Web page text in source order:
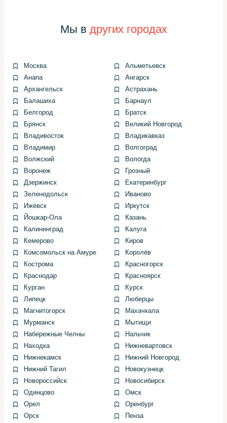
Проверка компрессии и
Компрессия показывает здоровье камер сгорания и
клапанного механизма. Низкие показатели на одном
цилиндре указывают на проблемы с клапаном,
поршнем или прокладкой.
Я всегда провожу тест утечек, если результаты
компрессии вызывают сомнения. Этот тест помогает
точно определить источник потери давления.
Топливная и зажигающая части
Проводим проверку форсунок, давления топлива,
состояния свечей и катушек. Иногда замена одной
катушки меняет поведение мотора радикально.
Не стоит забывать про проверку форсунок под
давлением и осциллограф для оценки сигналов
управления.
Инструменты и оборудование
В работе применяю комбинированный набор:
профессиональный диагностический сканер,
компрессометр, тестер утечек, осциллограф, приборы
для измерения давления топлива и манометр для
масла. Всё это помогает быстро и точно поставить
диагноз.
Инструмент
Назначение
Диагностический
сканер
Считывание кодов и параметров
датчиков
Мы в других городах
Москва
Альметьевск
Анапа
Ангарск
Архангельск
Астрахань
Балашиха
Барнаул
Белгород
Братск
Брянск
Великий Новгород
Владивосток
Владикавказ
Владимир
Волгоград
Волжский
Вологда
Воронеж
Грозный
Дзержинск
Екатеринбург
Зеленодольск
Иваново
Ижевск
Иркутск
Йошкар-Ола
Казань
Калининград
Калуга
Кемерово
Киров
Комсомольск на Амуре
Королёв
Кострома
Красногорск
Краснодар
Красноярск
Курган
Курск
Липецк
Люберцы
Магнитогорск
Махачкала
Мурманск
Мытищи
Набережные Челны
Нальчик
Находка
Нижневартовск
Нижнекамск
Нижний Новгород
Нижний Тагил
Новокузнецк
Новороссийск
Новосибирск
Одинцово
Омск
Орел
Оренбург
Орск
Пенза